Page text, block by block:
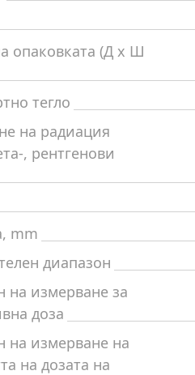
опаковката (Д x Ш
тегло
на радиация
, рентгенови
mm
диапазон
на измерване за
доза
на измерване на
на дозата на